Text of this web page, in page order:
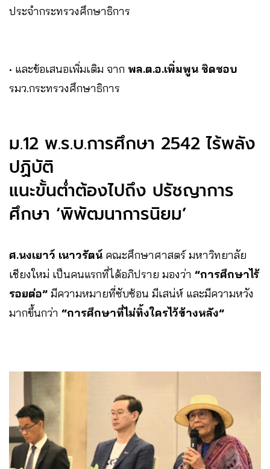
ประจำกระทรวงศึกษาธิการ
• และข้อเสนอเพิ่มเติม จาก พล.ต.อ.เพิ่มพูน ชิดชอบ
รมว.กระทรวงศึกษาธิการ
ม.12 พ.ร.บ.การศึกษา 2542 ไร้พลัง
ปฏิบัติ
แนะขั้นต่ำต้องไปถึง ปรัชญาการ
ศึกษา ‘พิพัฒนาการนิยม’
ศ.นงเยาว์ เนาวรัตน์ คณะศึกษาศาสตร์ มหาวิทยาลัย
เชียงใหม่ เป็นคนแรกที่ได้อภิปราย มองว่า “การศึกษาไร้
รอยต่อ” มีความหมายที่ซับซ้อน มีเสน่ห์ และมีความหวัง
มากขึ้นกว่า “การศึกษาที่ไม่ทิ้งใครไว้ข้างหลัง”